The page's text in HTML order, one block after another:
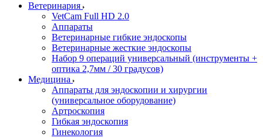
Ветеринария
VetCam Full HD 2.0
Аппараты
Ветеринарные гибкие эндоскопы
Ветеринарные жесткие эндоскопы
Набор 9 операций универсальный (инструменты +
оптика 2,7мм / 30 градусов)
Медицина
Аппараты для эндоскопии и хирургии
(универсальное оборудование)
Артроскопия
Гибкая эндоскопия
Гинекология